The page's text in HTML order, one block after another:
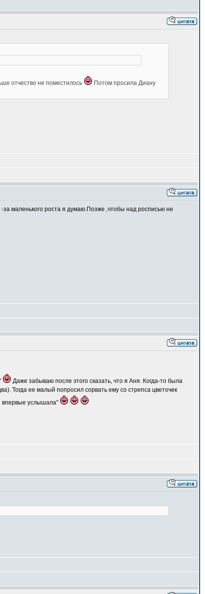
отчество не поместилось
Потом просила Диану
маленького роста я думаю.Позже ,чтобы над росписью не
Даже забываю после этого сказать, что я Аня. Когда-то была
Тогда ее малый попросил сорвать ему со стрепса цветочек
впервые услышала"